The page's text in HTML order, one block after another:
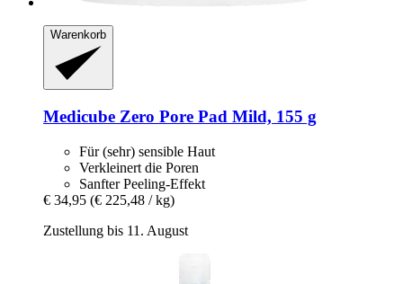
Warenkorb
Medicube Zero Pore Pad Mild, 155 g
Für (sehr) sensible Haut
Verkleinert die Poren
Sanfter Peeling-Effekt
€ 34,95 (€ 225,48 / kg)
Zustellung bis 11. August